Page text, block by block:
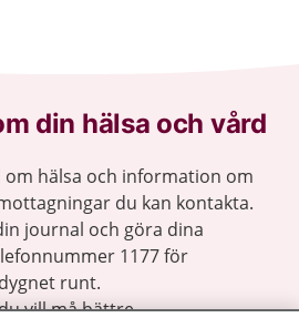
din hälsa och vård
om hälsa och information om
du kan kontakta.
journal och göra dina
1177 för
runt.
vill må bättre.